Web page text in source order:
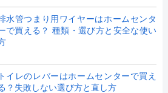
水管つまり用ワイヤーはホームセンタ
で買える？ 種類・選び方と安全な使い
トイレのレバーはホームセンターで買え
？失敗しない選び方と直し方